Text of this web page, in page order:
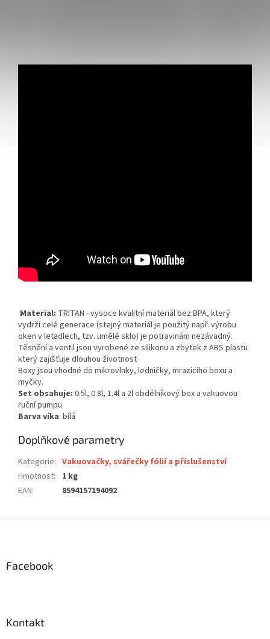
Material: TRITAN - vysoce kvalitní materiál bez BPA, který
vydrží celé generace (stejný materiál je použitý např. výrobu
oken v letadlech, tzv. umělé sklo) je potravinám nezávadný.
Těsnění a ventil jsou vyrobené ze silikonu a zbytek z ABS plastu
který zajišťuje dlouhou životnost
Boxy jsou vhodné do mikrovlnky, ledničky, mrazicího boxu a
myčky.
Set obsahuje: 0.5l, 0.8l, 1.4l a 2l obdélníkový box a vakuovou
ruční pumpu
Barva víka: bílá
Doplňkové parametry
Kategorie: Vakuovačky, svářečky fólií a příslušenství
Hmotnost:
1 kg
EAN: 8594157194092
Facebook
Kontakt